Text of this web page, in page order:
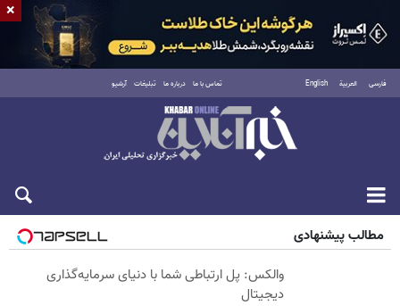
فارسی العربية English تماس با ما درباره ما تبلیغات آرشیو
شنبه ۱۷ مرداد ۱۴۰۵
مطالب پیشنهادی
والکس: پل ارتباطی شما با دنیای سرمایه‌گذاری
دیجیتال
×